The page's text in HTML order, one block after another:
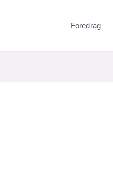
Foredrag